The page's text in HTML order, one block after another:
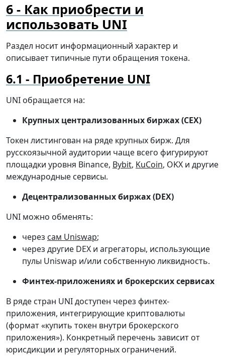
Как приобрести и
использовать UNI
Раздел носит информационный характер и
описывает типичные пути обращения токена.
Приобретение UNI
UNI обращается на:
Крупных централизованных биржах (CEX)
Токен листингован на ряде крупных бирж. Для
русскоязычной аудитории чаще всего фигурируют
площадки уровня Binance, Bybit, KuCoin, OKX и другие
международные сервисы.
Децентрализованных биржах (DEX)
UNI можно обменять:
через сам Uniswap;
через другие DEX и агрегаторы, использующие
пулы Uniswap и/или собственную ликвидность.
Финтех-приложениях и брокерских сервисах
В ряде стран UNI доступен через финтех-
приложения, интегрирующие криптовалюты
(формат «купить токен внутри брокерского
приложения»). Конкретный перечень зависит от
юрисдикции и регуляторных ограничений.